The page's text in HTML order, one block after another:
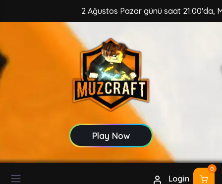
2 Ağustos Pazar günü saat 21:00'da,
Play Now
Login
0